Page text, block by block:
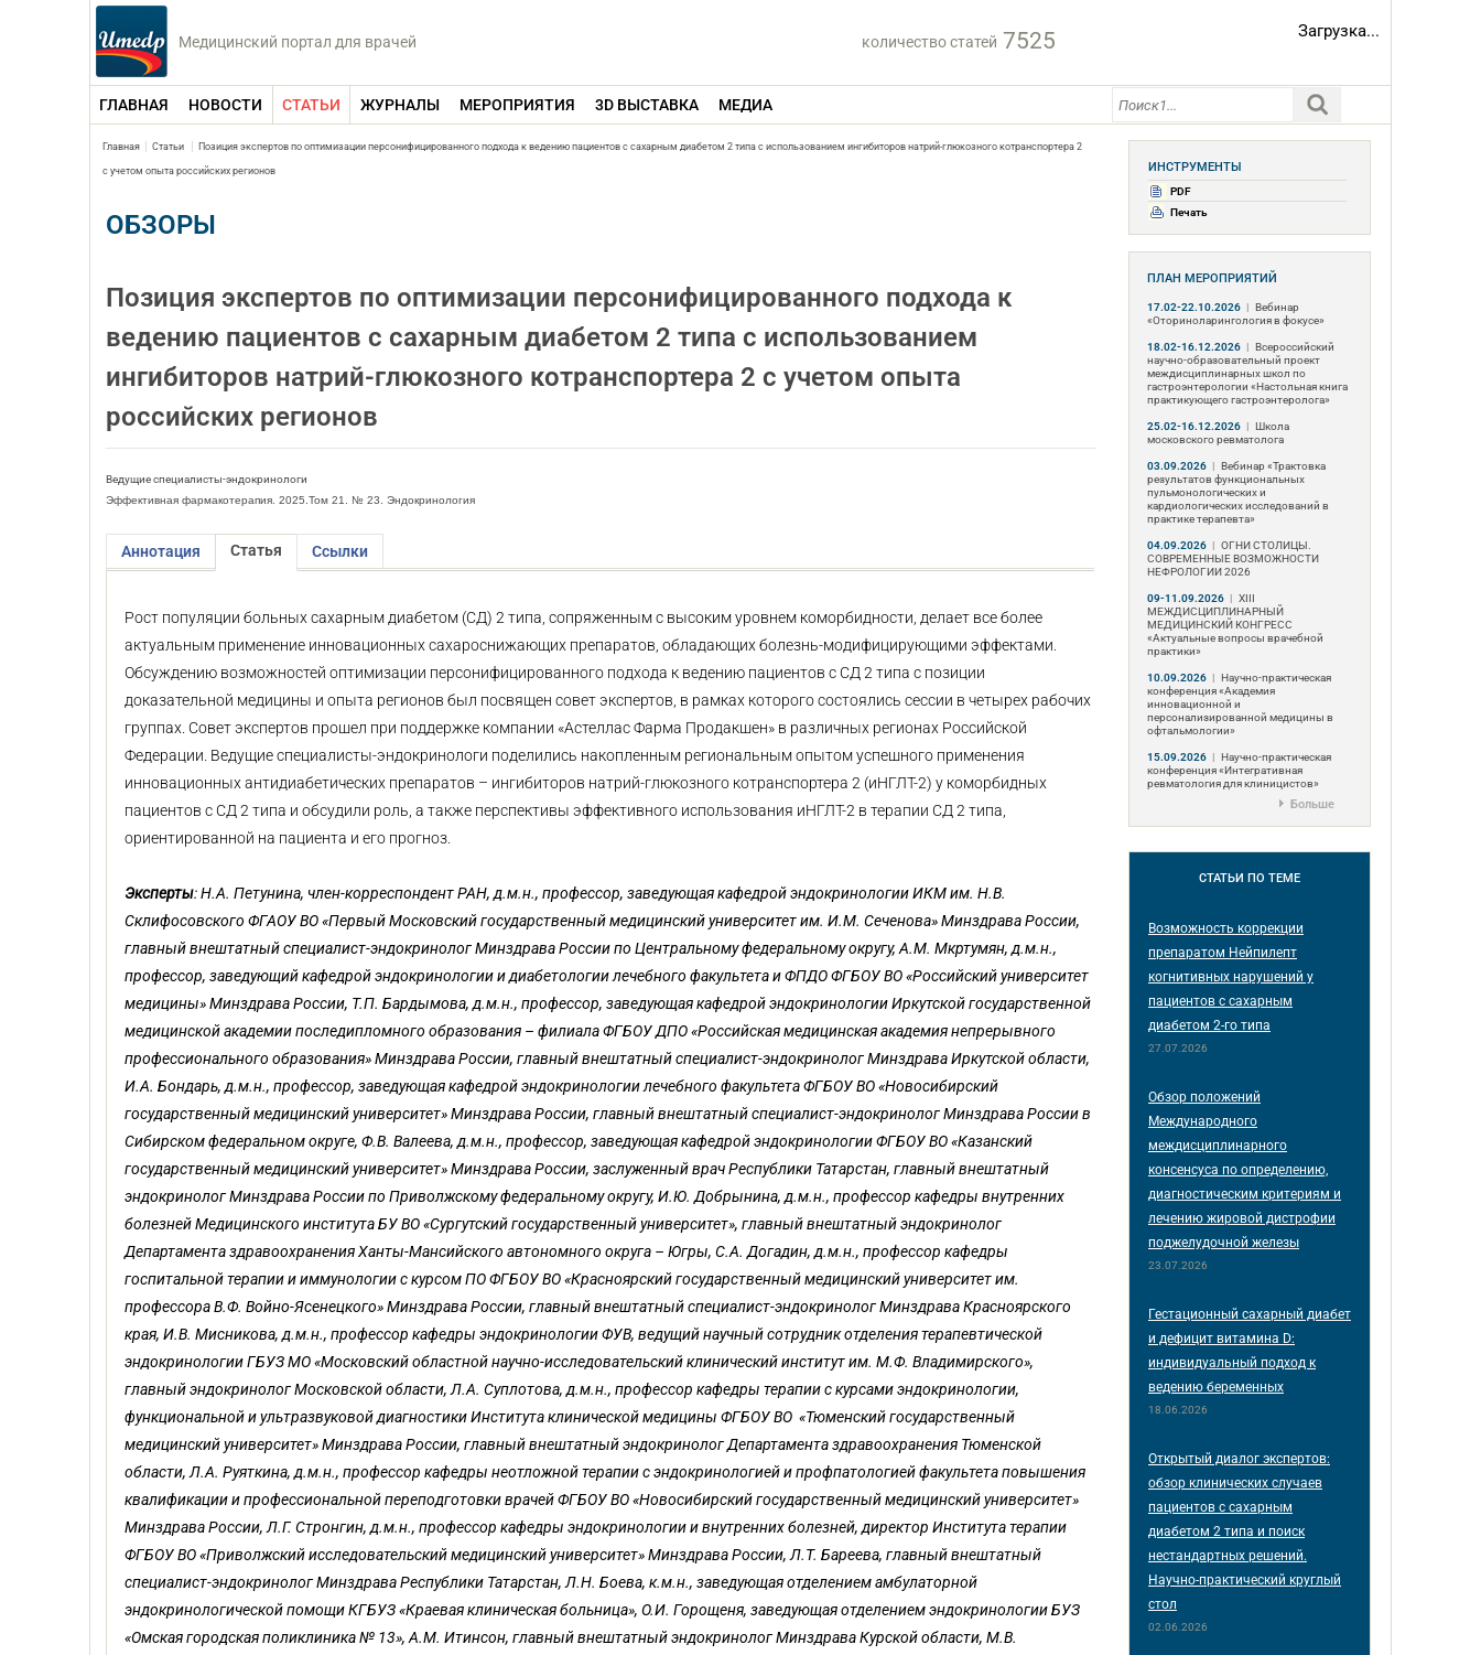
Медицинский портал для врачей количество статей 7525 Загрузка...
ГЛАВНАЯ НОВОСТИ СТАТЬИ ЖУРНАЛЫ МЕРОПРИЯТИЯ 3D ВЫСТАВКА МЕДИА
Главная Статьи Позиция экспертов по оптимизации персонифицированного подхода к ведению пациентов с сахарным диабетом 2 типа с использованием ингибиторов натрий-глюкозного котранспортера 2
с учетом опыта российских регионов
ОБЗОРЫ
Позиция экспертов по оптимизации персонифицированного подхода к
ведению пациентов с сахарным диабетом 2 типа с использованием
ингибиторов натрий-глюкозного котранспортера 2 с учетом опыта
российских регионов
Ведущие специалисты-эндокринологи
Эффективная фармакотерапия. 2025.Том 21. № 23. Эндокринология
Аннотация Статья Ссылки
Рост популяции больных сахарным диабетом (СД) 2 типа, сопряженным с высоким уровнем коморбидности, делает все более
актуальным применение инновационных сахароснижающих препаратов, обладающих болезнь-модифицирующими эффектами.
Обсуждению возможностей оптимизации персонифицированного подхода к ведению пациентов с СД 2 типа с позиции
доказательной медицины и опыта регионов был посвящен совет экспертов, в рамках которого состоялись сессии в четырех рабочих
группах. Совет экспертов прошел при поддержке компании «Аcтеллас Фарма Продакшен» в различных регионах Российской
Федерации. Ведущие специалисты-эндокринологи поделились накопленным региональным опытом успешного применения
инновационных антидиабетических препаратов – ингибиторов натрий-глюкозного котранспортера 2 (иНГЛТ-2) у коморбидных
пациентов с СД 2 типа и обсудили роль, а также перспективы эффективного использования иНГЛТ-2 в терапии СД 2 типа,
ориентированной на пациента и его прогноз.
Эксперты: Н.А. Петунина, член-корреспондент РАН, д.м.н., профессор, заведующая кафедрой эндокринологии ИКМ им. Н.В.
Склифосовского ФГАОУ ВО «Первый Московский государственный медицинский университет им. И.М. Сеченова» Минздрава России,
главный внештатный специалист-эндокринолог Минздрава России по Центральному федеральному округу, А.М. Мкртумян, д.м.н.,
профессор, заведующий кафедрой эндокринологии и диабетологии лечебного факультета и ФПДО ФГБОУ ВО «Российский университет
медицины» Минздрава России, Т.П. Бардымова, д.м.н., профессор, заведующая кафедрой эндокринологии Иркутской государственной
медицинской академии последипломного образования – филиала ФГБОУ ДПО «Российская медицинская академия непрерывного
профессионального образования» Минздрава России, главный внештатный специалист-эндокринолог Минздрава Иркутской области,
И.А. Бондарь, д.м.н., профессор, заведующая кафедрой эндокринологии лечебного факультета ФГБОУ ВО «Новосибирс­кий
государственный медицинский университет» Минздрава России, главный внештатный специалист-эндокринолог Минздрава России в
Сибирском федеральном округе, Ф.В. Валеева, д.м.н., профессор, заведующая кафедрой эндокринологии ФГБОУ ВО «Казанский
государст­венный медицинский университет» Минздрава России, заслуженный врач Республики Татарстан, главный внештатный
эндокринолог Минздрава России по Приволжскому федеральному округу, И.Ю. Добрынина, д.м.н., профессор кафедры внутренних
болезней Медицинского института БУ ВО «Сургутский государственный университет», главный внештатный эндокринолог
Департамента здравоохранения Ханты-Мансийского автономного округа – Югры, С.А. Догадин, д.м.н., профессор кафедры
госпитальной терапии и иммунологии с курсом ПО ФГБОУ ВО «Красноярский государственный медицинский университет им.
профессора В.Ф. Войно-Ясенецкого» Минздрава России, главный внештатный специалист-эндокринолог Минздрава Красноярского
края, И.В. Мисникова, д.м.н., профессор кафедры эндокринологии ФУВ, ведущий научный сотрудник отделения терапевтической
эндокринологии ГБУЗ МО «Мос­ковский областной научно-исследовательский клинический институт им. М.Ф. Владимирского»,
главный эндокринолог Московской области, Л.А. Суплотова, д.м.н., профессор кафедры терапии с курсами эндокринологии,
функциональной и ультразвуковой диагностики Института клинической медицины ФГБОУ ВО «Тюменский государственный
медицинский университет» Минздрава России, главный внештатный эндокринолог Департамента здравоохранения Тюменской
области, Л.А. Руяткина, д.м.н., профессор кафедры неотложной терапии с эндокринологией и профпатологией факультета повышения
квалификации и профессиональной переподготовки врачей ФГБОУ ВО «Новосибирский государственный медицинс­кий университет»
Минздрава России, Л.Г. Стронгин, д.м.н., профессор кафедры эндокринологии и внутренних болезней, директор Института терапии
ФГБОУ ВО «Приволжский исследовательский медицинский университет» Минздрава России, Л.Т. Бареева, главный внештатный
специалист-эндокринолог Минздрава Республики Татарстан, Л.Н. Боева, к.м.н., заведующая отделением амбулаторной
эндокринологической помощи КГБУЗ «Краевая клиническая больница», О.И. Горощеня, заведующая отделением эндокринологии БУЗ
«Омская городская поликлиника № 13», А.М. Итинсон, главный внештатный эндокринолог Минздрава Курской области, М.В.
ИНСТРУМЕНТЫ
PDF
Печать
ПЛАН МЕРОПРИЯТИЙ
17.02-22.10.2026 | Вебинар
«Оториноларингология в фокусе»
18.02-16.12.2026 | Всероссийский
научно-образовательный проект
междисциплинарных школ по
гастроэнтерологии «Настольная книга
практикующего гастроэнтеролога»
25.02-16.12.2026 | Школа
московского ревматолога
03.09.2026 | Вебинар «Трактовка
результатов функциональных
пульмонологических и
кардиологических исследований в
практике терапевта»
04.09.2026 | ОГНИ СТОЛИЦЫ.
СОВРЕМЕННЫЕ ВОЗМОЖНОСТИ
НЕФРОЛОГИИ 2026
09-11.09.2026 | ХIII
МЕЖДИСЦИПЛИНАРНЫЙ
МЕДИЦИНСКИЙ КОНГРЕСС
«Актуальные вопросы врачебной
практики»
10.09.2026 | Научно-практическая
конференция «Академия
инновационной и
персонализированной медицины в
офтальмологии»
15.09.2026 | Научно-практическая
конференция «Интегративная
ревматология для клиницистов»
Больше
СТАТЬИ ПО ТЕМЕ
Возможность коррекции
препаратом Нейпилепт
когнитивных нарушений у
пациентов с сахарным
диабетом 2-го типа
27.07.2026
Обзор положений
Международного
междисциплинарного
консенсуса по определению,
диагностическим критериям и
лечению жировой дистрофии
поджелудочной железы
23.07.2026
Гестационный сахарный диабет
и дефицит витамина D:
индивидуальный подход к
ведению беременных
18.06.2026
Открытый диалог экспертов:
обзор клинических случаев
пациентов с сахарным
диабетом 2 типа и поиск
нестандартных решений.
Научно-практический круглый
стол
02.06.2026